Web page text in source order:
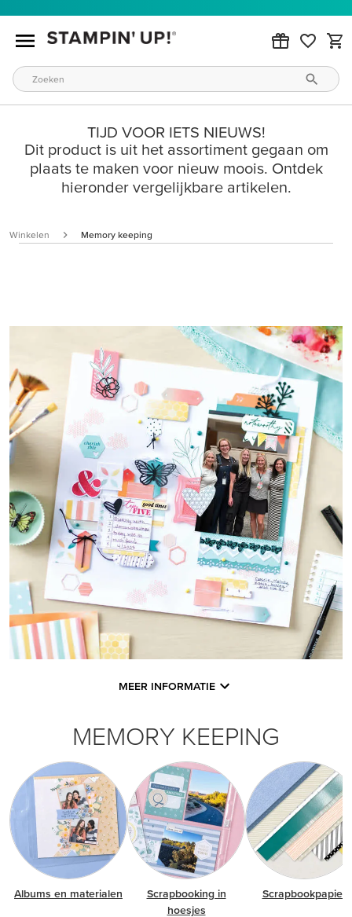
TIJD VOOR IETS NIEUWS!
Dit product is uit het assortiment gegaan om
plaats te maken voor nieuw moois. Ontdek
hieronder vergelijkbare artikelen.
Winkelen Memory keeping
MEER INFORMATIE
MEMORY KEEPING
Albums en materialen
Scrapbooking in
hoesjes
Scrapbookpapier